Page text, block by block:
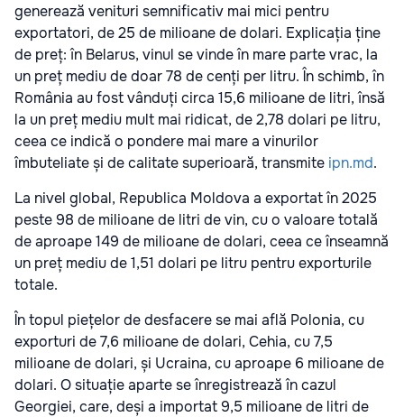
generează venituri semnificativ mai mici pentru
exportatori, de 25 de milioane de dolari. Explicația ține
de preț: în Belarus, vinul se vinde în mare parte vrac, la
un preț mediu de doar 78 de cenți per litru. În schimb, în
România au fost vânduți circa 15,6 milioane de litri, însă
la un preț mediu mult mai ridicat, de 2,78 dolari pe litru,
ceea ce indică o pondere mai mare a vinurilor
îmbuteliate și de calitate superioară, transmite ipn.md.
La nivel global, Republica Moldova a exportat în 2025
peste 98 de milioane de litri de vin, cu o valoare totală
de aproape 149 de milioane de dolari, ceea ce înseamnă
un preț mediu de 1,51 dolari pe litru pentru exporturile
totale.
În topul piețelor de desfacere se mai află Polonia, cu
exporturi de 7,6 milioane de dolari, Cehia, cu 7,5
milioane de dolari, și Ucraina, cu aproape 6 milioane de
dolari. O situație aparte se înregistrează în cazul
Georgiei, care, deși a importat 9,5 milioane de litri de